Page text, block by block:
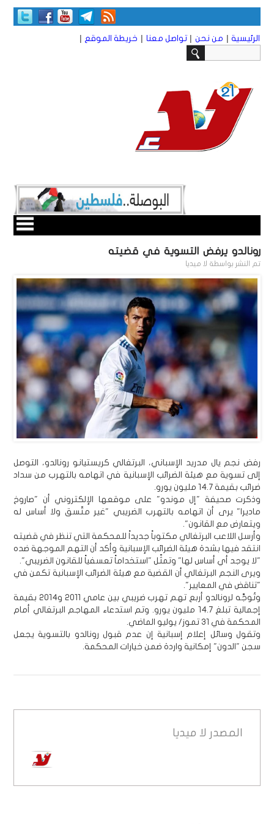
الرئيسية | من نحن | تواصل معنا | خريطة الموقع |
رونالدو يرفض التسوية في قضيته
تم النشر بواسطة لا ميديا
رفض نجم يال مدريد الإسباني، البرتغالي كريستيانو رونالدو، التوصل
إلى تسوية مع هيئة الضرائب الإسبانية في اتهامه بالتهرب من سداد
ضرائب بقيمة 14.7 مليون يورو.
وذكرت صحيفة "إل موندو" على موقعها الإلكتروني أن "صاروخ
ماديرا" يرى أن اتهامه بالتهرب الضريبي "غير متّسق ولا أساس له
ويتعارض مع القانون".
وأرسل اللاعب البرتغالي مكتوباً جديداً للمحكمة التي تنظر في قضيته
انتقد فيها بشدة هيئة الضرائب الإسبانية وأكد أن التهم الموجهة ضده
"لا يوجد أي أساس لها" وتمثّل "استخداماً تعسفياً للقانون الضريبي".
ويرى النجم البرتغالي أن القضية مع هيئة الضرائب الإسبانية تكمن في
"تناقض في المعايير".
وتُوجَّه لرونالدو أربع تهم تهرب ضريبي بين عامي 2011 و2014 بقيمة
إجمالية تبلغ 14.7 مليون يورو. وتم استدعاء المهاجم البرتغالي أمام
المحكمة في 31 تموز/ يوليو الماضي.
وتقول وسائل إعلام إسبانية إن عدم قبول رونالدو بالتسوية يجعل
سجن "الدون" إمكانية واردة ضمن خيارات المحكمة.
المصدر لا ميديا